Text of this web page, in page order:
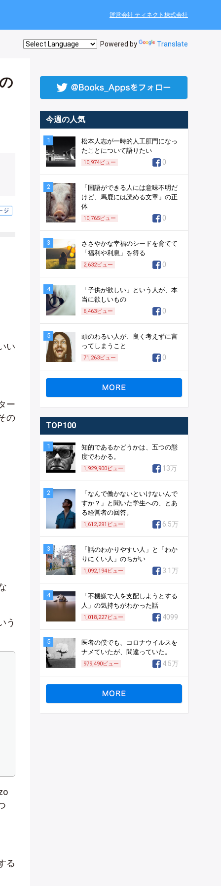
運営会社 ティネクト株式会社
Powered by Translate
い
ー
の
う
る
今週の人気
1
松本人志が一時的人工肛門になっ
たことについて語りたい
10,974ビュー 0
2
「国語ができる人には意味不明だ
けど、馬鹿には読める文章」の正
体
10,765ビュー 0
3
ささやかな幸福のシードを育てて
「福利や利息」を得る
2,632ビュー 0
4
「子供が欲しい」という人が、本
当に欲しいもの
6,463ビュー 0
5
頭のわるい人が、良く考えずに言
ってしまうこと
71,263ビュー 0
TOP100
1
知的であるかどうかは、五つの態
度でわかる。
1,929,900ビュー 13万
2
「なんで働かないといけないんで
すか？」と聞いた学生への、とあ
る経営者の回答。
1,612,291 ビュー 6.5万
3
「話のわかりやすい人」と「わか
りにくい人」のちがい
1,092,194ビュー 3.1万
4
「不機嫌で人を支配しようとする
人」の気持ちがわかった話
1,018,227ビュー 4099
5
医者の僕でも、コロナウイルスを
ナメていたが、間違っていた。
979,490ビュー 4.5万